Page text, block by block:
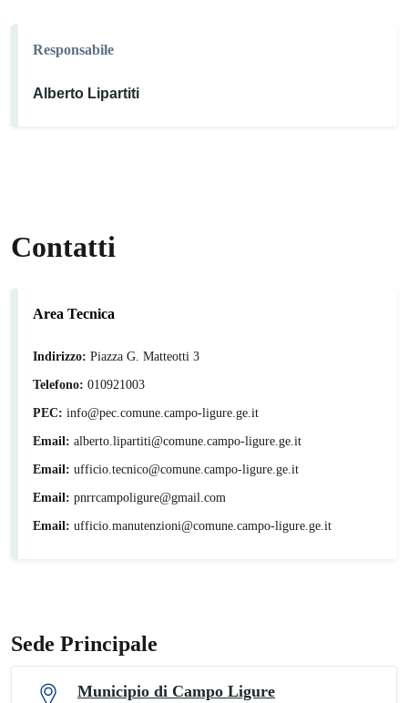
Responsabile
Alberto Lipartiti
Contatti
Area Tecnica
Indirizzo: Piazza G. Matteotti 3
Telefono: 010921003
PEC: info@pec.comune.campo-ligure.ge.it
Email: alberto.lipartiti@comune.campo-ligure.ge.it
Email: ufficio.tecnico@comune.campo-ligure.ge.it
Email: pnrrcampoligure@gmail.com
Email: ufficio.manutenzioni@comune.campo-ligure.ge.it
Sede Principale
Municipio di Campo Ligure